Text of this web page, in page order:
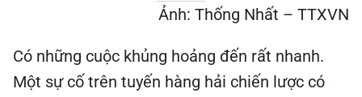
Ảnh: Thống Nhất – TTXVN
Có những cuộc khủng hoảng đến rất nhanh.
Một sự cố trên tuyến hàng hải chiến lược có